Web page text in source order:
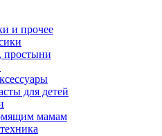
и прочее
простыни
для детей
мамам